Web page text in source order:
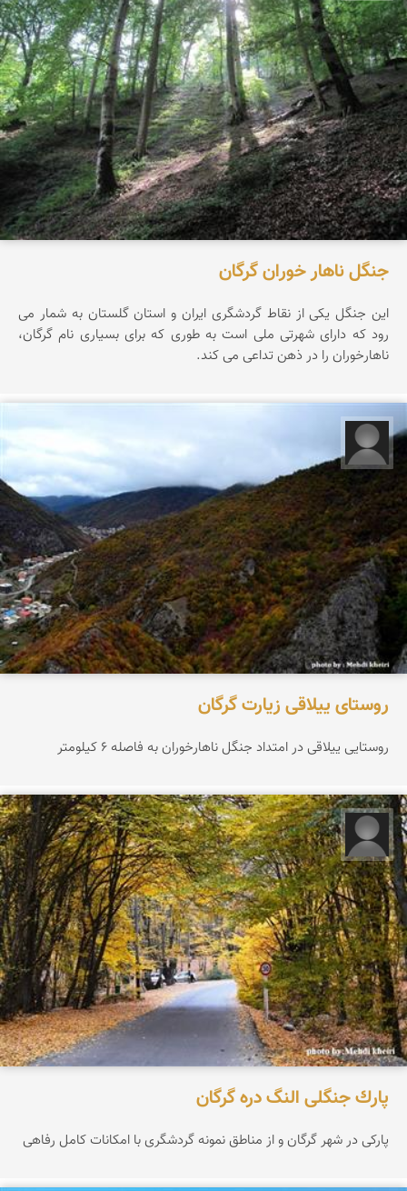
جنگل ناهار خوران گرگان
این جنگل یکی از نقاط گردشگری ایران و استان گلستان به شمار می
رود که دارای شهرتی ملی است به طوری که برای بسیاری نام گرگان،
ناهارخوران را در ذهن تداعی می کند.
روستای ییلاقی زیارت گرگان
روستایی ییلاقی در امتداد جنگل ناهارخوران به فاصله ٦ كیلومتر
فرج الله خیری
پارك جنگلی النگ دره گرگان
پاركی در شهر گرگان و از مناطق نمونه گردشگری با امكانات كامل رفاهی